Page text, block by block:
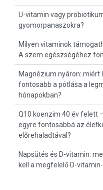
U-vitamin vagy
gyomorpanaszokra?
Milyen vitaminok
A szem egészségéhez
Magnézium nyáron: miért
fontosabb a pótlása a
hónapokban?
Q10 koenzim 40 év felett
egyre fontosabbá az
előrehaladtával?
Napsütés és D-vitamin:
kell a megfelelő D-